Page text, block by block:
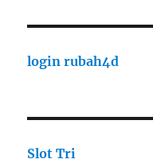
login rubah4d
Slot Tri